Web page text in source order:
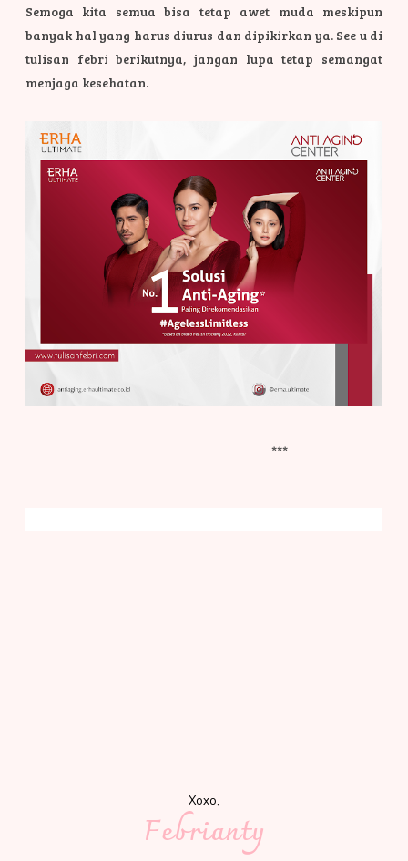
Semoga kita semua bisa tetap awet muda meskipun
banyak hal yang harus diurus dan dipikirkan ya. See u di
tulisan febri berikutnya, jangan lupa tetap semangat
menjaga kesehatan.
***
Xoxo,
Febrianty